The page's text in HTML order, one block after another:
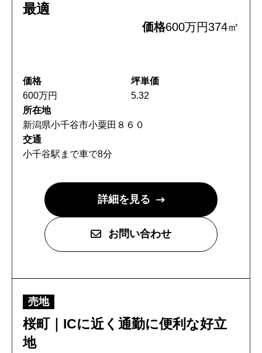
不動産
コワーキングスペース
施工事例
建設施工事例
住宅施工事例
会社案内
会社概要
CSR
採用情報
インターンシップのご案内
お問い合わせ
最適
価格600万円374㎡
価格
600万円
坪単価
5.32
所在地
新潟県小千谷市小粟田８６０
交通
小千谷駅まで車で8分
詳細を見る
お問い合わせ
売地
桜町｜ICに近く通勤に便利な好立
地